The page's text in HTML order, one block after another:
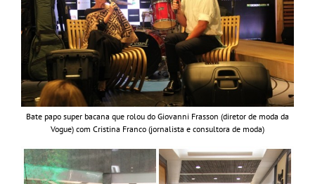
Bate papo super bacana que rolou do Giovanni Frasson (diretor de moda da
Vogue) com Cristina Franco (jornalista e consultora de moda)